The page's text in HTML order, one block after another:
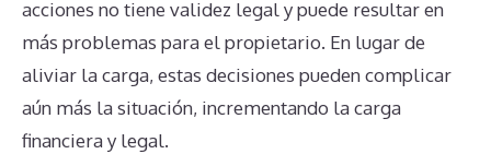
acciones no tiene validez legal y puede resultar en
más problemas para el propietario. En lugar de
aliviar la carga, estas decisiones pueden complicar
aún más la situación, incrementando la carga
financiera y legal.